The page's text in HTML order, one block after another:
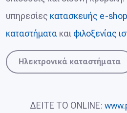
υπηρεσίες κατασκευής e-shop
καταστήματα και φιλοξενίας
Ηλεκτρονικά καταστήματα
ΔΕΙΤΕ ΤΟ ONLINE: